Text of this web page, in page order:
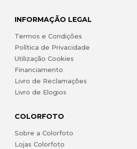
INFORMAÇÃO LEGAL
Termos e Condições
Política de Privacidade
Utilização Cookies
Financiamento
Livro de Reclamações
Livro de Elogios
COLORFOTO
Sobre a Colorfoto
Lojas Colorfoto